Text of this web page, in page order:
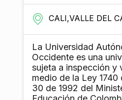
CALI,VALLE DEL
La Universidad
Occidente es una
sujeta a inspección y
medio de la Ley 1740
30 de 1992 del